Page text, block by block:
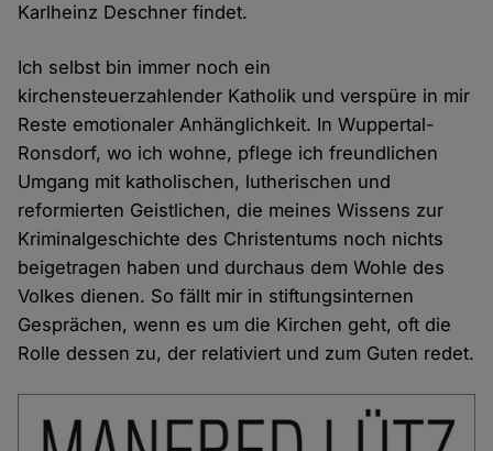
Karlheinz Deschner findet.
Ich selbst bin immer noch ein
kirchensteuerzahlender Katholik und verspüre in mir
Reste emotionaler Anhänglichkeit. In Wuppertal-
Ronsdorf, wo ich wohne, pflege ich freundlichen
Umgang mit katholischen, lutherischen und
reformierten Geistlichen, die meines Wissens zur
Kriminalgeschichte des Christentums noch nichts
beigetragen haben und durchaus dem Wohle des
Volkes dienen. So fällt mir in stiftungsinternen
Gesprächen, wenn es um die Kirchen geht, oft die
Rolle dessen zu, der relativiert und zum Guten redet.